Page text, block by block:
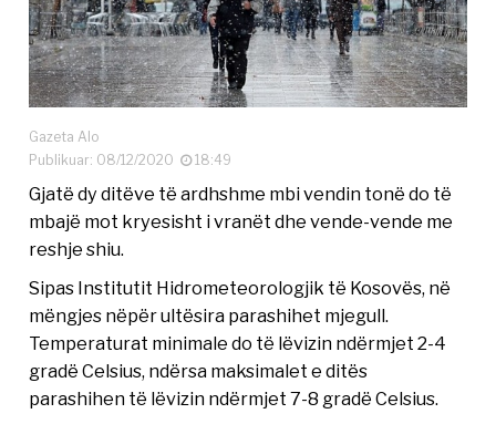
Gazeta Alo
Publikuar: 08/12/2020
18:49
Gjatë dy ditëve të ardhshme mbi vendin tonë do të
mbajë mot kryesisht i vranët dhe vende-vende me
reshje shiu.
Sipas Institutit Hidrometeorologjik të Kosovës, në
mëngjes nëpër ultësira parashihet mjegull.
Temperaturat minimale do të lëvizin ndërmjet 2-4
gradë Celsius, ndërsa maksimalet e ditës
parashihen të lëvizin ndërmjet 7-8 gradë Celsius.